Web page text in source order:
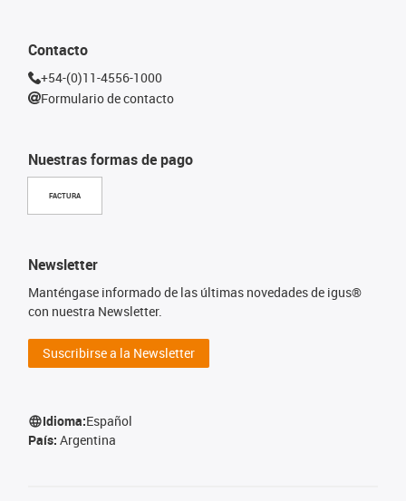
Nuestras formas de pago
FACTURA
Contacto
+54-(0)11-4556-1000
Formulario de contacto
Newsletter
Manténgase informado de las últimas novedades de igus®
con nuestra Newsletter.
Suscribirse a la Newsletter
Idioma:Español
País: Argentina